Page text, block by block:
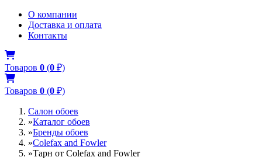
О компании
Доставка и оплата
Контакты
Товаров 0 (0 ₽)
Товаров 0 (0 ₽)
Салон обоев
»Каталог обоев
»Бренды обоев
»Colefax and Fowler
»Тарн от Colefax and Fowler